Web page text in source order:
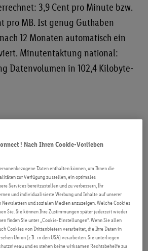
3,9 Cent pro Minute bzw.
pro MB. Ist genug Guthaben
12 Monaten automatisch ein
Minutentaktung national:
Datenvolumen in 102,4 Kilobyte-
und SMS ebenfalls nach
für Gesprächsminuten und SMS
Österreichs. Vom
stehen 6,4 GB EU-
Surfen in der EU-Zone zur
Nutzung
Nutzung in anderen EU-
! Nach Ihren Cookie-Vorlieben
Daten enthalten können, um Ihnen die
zur Verfügung zu stellen, ein optimales
Services bereitzustellen und zu verbessern, Ihr
und individualisierte Werbung und Inhalte auf unserer
Newslettern und sozialen Medien anzuzeigen. Welche Cookies
Sie. Sie können Ihre Zustimmungen später jederzeit wieder
finden Sie unter „Cookie-Einstellungen“. Wenn Sie allen
Cookies von Drittanbietern verarbeitet, die Ihre Daten in
Union (z.B: in den USA) verarbeiten. Sie unterliegen
und es stehen keine wirksamen Rechtsbehelfe zur